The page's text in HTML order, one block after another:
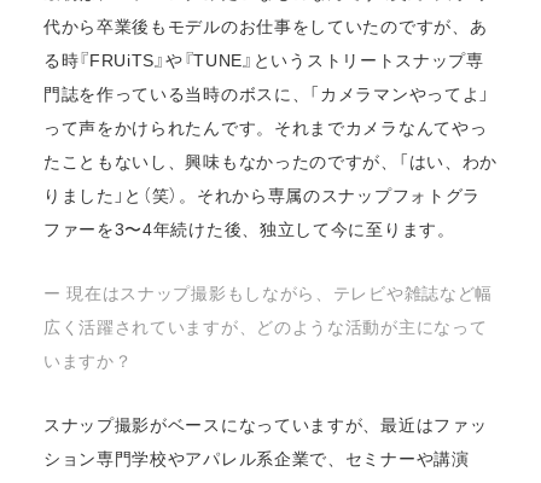
代から卒業後もモデルのお仕事をしていたのですが、あ
る時『FRUiTS』や『TUNE』というストリートスナップ専
門誌を作っている当時のボスに、「カメラマンやってよ」
って声をかけられたんです。それまでカメラなんてやっ
たこともないし、興味もなかったのですが、「はい、わか
りました」と（笑）。それから専属のスナップフォトグラ
ファーを3〜4年続けた後、独立して今に至ります。
ー 現在はスナップ撮影もしながら、テレビや雑誌など幅
広く活躍されていますが、どのような活動が主になって
いますか？
スナップ撮影がベースになっていますが、最近はファッ
ション専門学校やアパレル系企業で、セミナーや講演